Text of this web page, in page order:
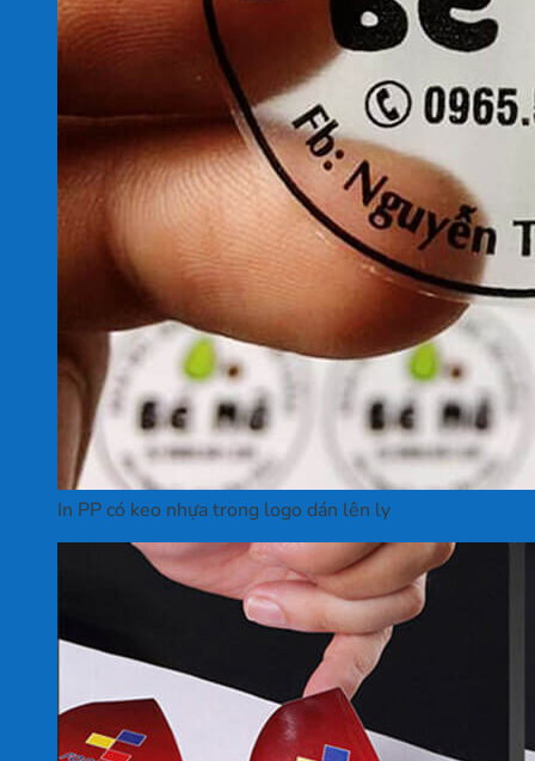
In PP có keo nhựa trong logo dán lên ly